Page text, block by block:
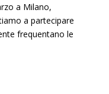
a Milano,
a partecipare
frequentano le